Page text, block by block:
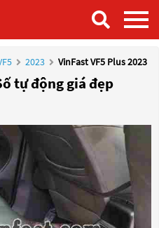
2023 VinFast VF5 Plus 2023
tự động giá đẹp